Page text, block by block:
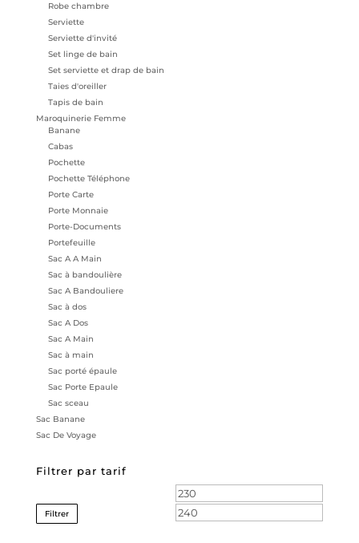
Robe chambre
Serviette
Serviette d'invité
Set linge de bain
Set serviette et drap de bain
Taies d'oreiller
Tapis de bain
Maroquinerie Femme
Banane
Cabas
Pochette
Pochette Téléphone
Porte Carte
Porte Monnaie
Porte-Documents
Portefeuille
Sac A A Main
Sac à bandoulière
Sac A Bandouliere
Sac à dos
Sac A Dos
Sac A Main
Sac à main
Sac porté épaule
Sac Porte Epaule
Sac sceau
Sac Banane
Sac De Voyage
Filtrer par tarif
Prix
min
Filtrer